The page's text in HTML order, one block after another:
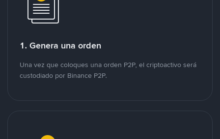
1. Genera una orden
Una vez que coloques una orden P2P, el criptoactivo será
custodiado por Binance P2P.